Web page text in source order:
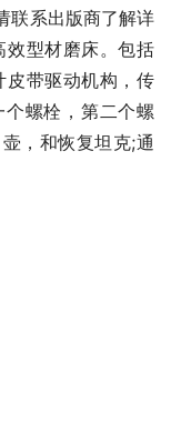
联系出版商了解详
型材磨床。包括
带驱动机构，传
螺栓，第二个螺
，和恢复坦克;通